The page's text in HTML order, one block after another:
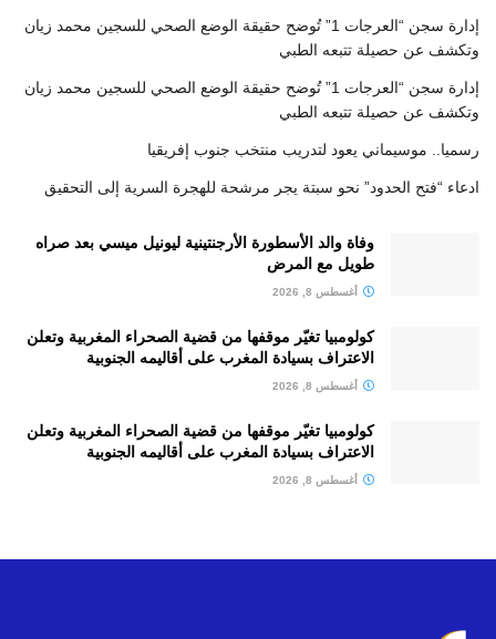
إدارة سجن “العرجات 1” تُوضح حقيقة الوضع الصحي للسجين محمد زيان
وتكشف عن حصيلة تتبعه الطبي
إدارة سجن “العرجات 1” تُوضح حقيقة الوضع الصحي للسجين محمد زيان
وتكشف عن حصيلة تتبعه الطبي
رسميا.. موسيماني يعود لتدريب منتخب جنوب إفريقيا
ادعاء “فتح الحدود” نحو سبتة يجر مرشحة للهجرة السرية إلى التحقيق
وفاة والد الأسطورة الأرجنتينية ليونيل ميسي بعد صراه
طويل مع المرض
أغسطس 8, 2026
كولومبيا تغيّر موقفها من قضية الصحراء المغربية وتعلن
الاعتراف بسيادة المغرب على أقاليمه الجنوبية
أغسطس 8, 2026
كولومبيا تغيّر موقفها من قضية الصحراء المغربية وتعلن
الاعتراف بسيادة المغرب على أقاليمه الجنوبية
أغسطس 8, 2026